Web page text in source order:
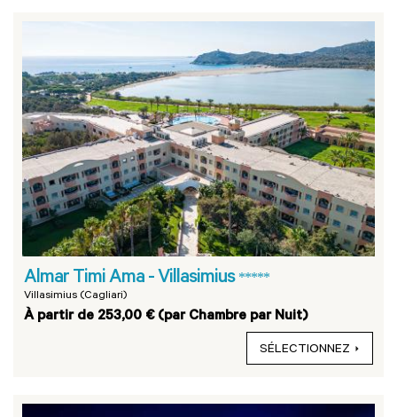
Almar Timi Ama - Villasimius *****
Villasimius (Cagliari)
À partir de 253,00 € (par Chambre par Nuit)
SÉLECTIONNEZ